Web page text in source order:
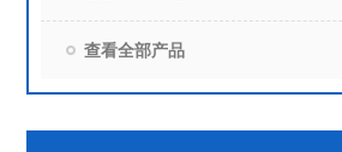
查看全部产品